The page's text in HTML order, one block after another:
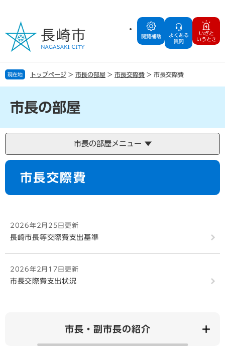
の
で
す
ー
ば
し
閲覧補助
よくある
質問
いざと
いうとき
現在地 トップページ > 市長の部屋 > 市長交際費 > 市長交際費
市長の部屋
市長の部屋メニュー
本
市長交際費
2026年2月25日更新
長崎市長等交際費支出基準
2026年2月17日更新
市長交際費支出状況
市長・副市長の紹介